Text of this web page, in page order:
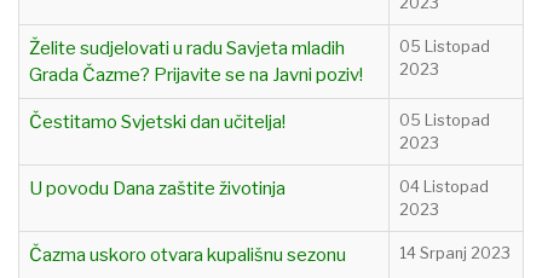
Želite sudjelovati u radu Savjeta mladih
Grada Čazme? Prijavite se na Javni poziv!
05 Listopad
2023
Čestitamo Svjetski dan učitelja!
05 Listopad
2023
U povodu Dana zaštite životinja
04 Listopad
2023
Čazma uskoro otvara kupališnu sezonu 14 Srpanj 2023